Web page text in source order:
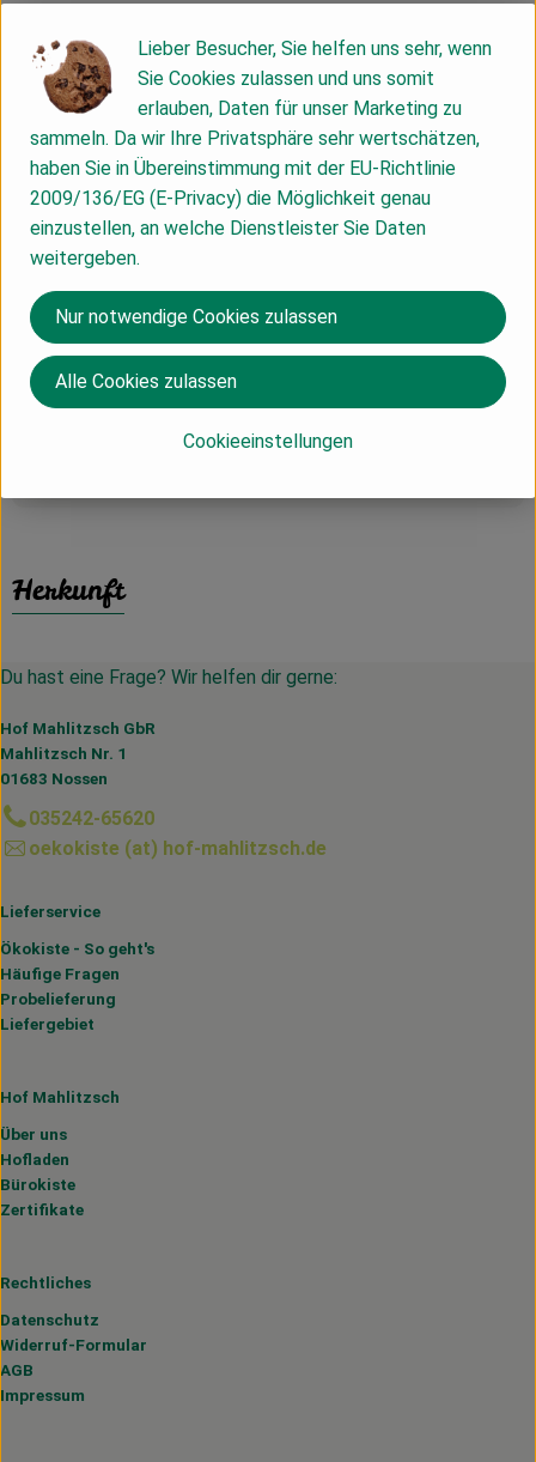
Es verbergen sich folgende Brote:
Leinsamenbrot 750g
Dinkel-Roggenbrot 750g
Sonnenblumenkernbrot 750g
Dinkel-Möhrchenbrot 750g
Hirsebrot 750g
bezeichnet, die Zutaten findest du hier im Shop unter
den jeweiligen Brotbezeichnungen.
Guten Appetit!
Herkunft
Du hast eine Frage? Wir helfen dir gerne:
Hof Mahlitzsch GbR
Mahlitzsch Nr. 1
01683 Nossen
035242-65620
oekokiste (at) hof-mahlitzsch.de
Lieferservice
Ökokiste - So geht's
Häufige Fragen
Probelieferung
Liefergebiet
Hof Mahlitzsch
Über uns
Hofladen
Bürokiste
Zertifikate
Rechtliches
Datenschutz
Widerruf-Formular
AGB
Impressum
Lieber Besucher, Sie helfen uns sehr, wenn
Sie Cookies zulassen und uns somit
erlauben, Daten für unser Marketing zu
sammeln. Da wir Ihre Privatsphäre sehr wertschätzen,
haben Sie in Übereinstimmung mit der EU-Richtlinie
2009/136/EG (E-Privacy) die Möglichkeit genau
einzustellen, an welche Dienstleister Sie Daten
weitergeben.
Cookieeinstellungen
Nur notwendige Cookies zulassen
Alle Cookies zulassen